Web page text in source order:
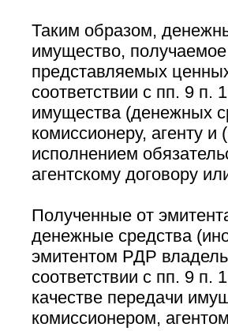
Таким образом,
имущество,
представляемых
соответствии с пп. 9 п.
имущества (денежных
комиссионеру, агенту
исполнением
агентскому договору
Полученные от
денежные средства
эмитентом РДР
соответствии с пп. 9 п.
качестве передачи
комиссионером,